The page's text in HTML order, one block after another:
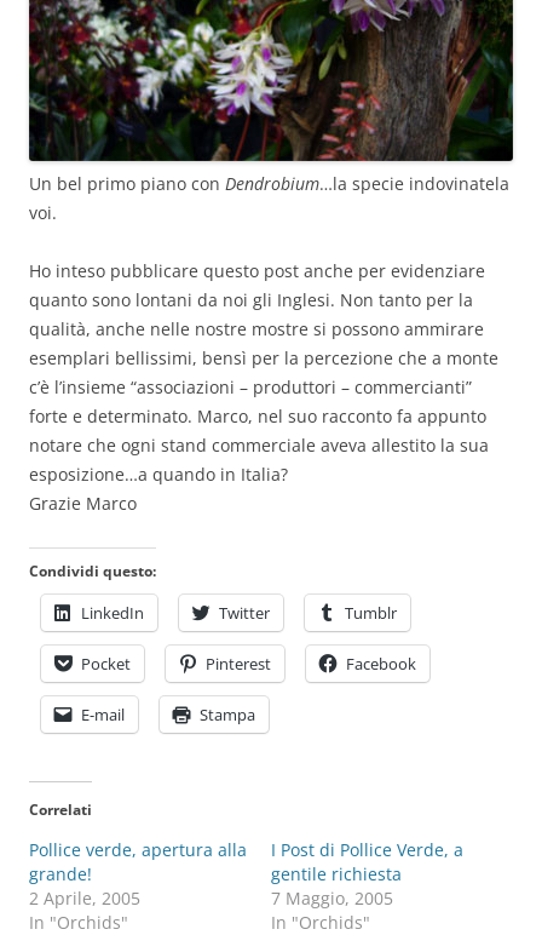
Un bel primo piano con Dendrobium…la specie indovinatela
voi.
Ho inteso pubblicare questo post anche per evidenziare
quanto sono lontani da noi gli Inglesi. Non tanto per la
qualità, anche nelle nostre mostre si possono ammirare
esemplari bellissimi, bensì per la percezione che a monte
c’è l’insieme “associazioni – produttori – commercianti”
forte e determinato. Marco, nel suo racconto fa appunto
notare che ogni stand commerciale aveva allestito la sua
esposizione…a quando in Italia?
Grazie Marco
Condividi questo:
LinkedIn Twitter Tumblr
Pocket Pinterest Facebook
E-mail Stampa
Correlati
Pollice verde, apertura alla
grande!
2 Aprile, 2005
In "Orchids"
I Post di Pollice Verde, a
gentile richiesta
7 Maggio, 2005
In "Orchids"